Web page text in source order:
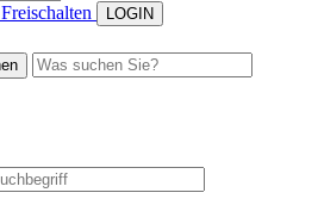
Freischalten